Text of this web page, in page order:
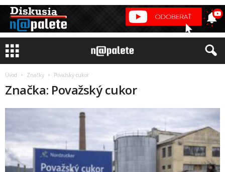
Úvod Značky Považský cukor
Značka: Považský cukor